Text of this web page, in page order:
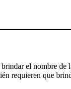
el nombre de
requieren que